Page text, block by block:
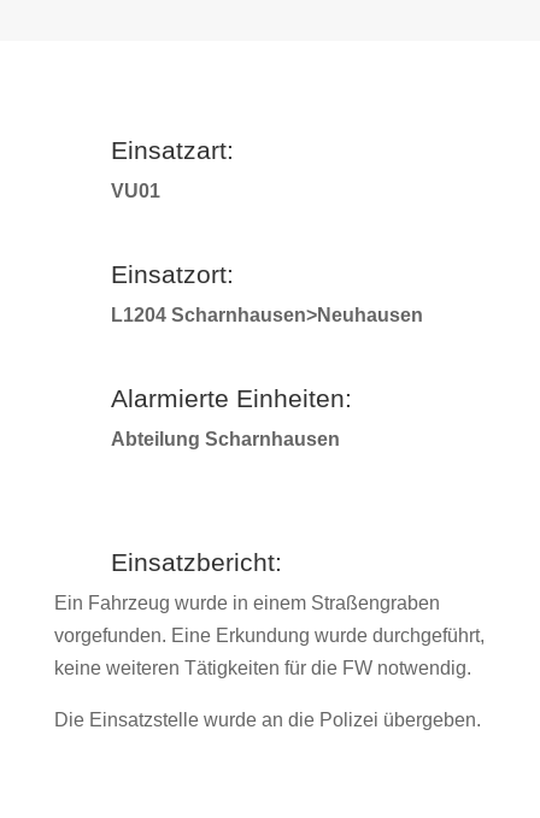
Einsatzart:
VU01
Einsatzort:
L1204 Scharnhausen>Neuhausen
Alarmierte Einheiten:
Abteilung Scharnhausen
Einsatzbericht:
Ein Fahrzeug wurde in einem Straßengraben
vorgefunden. Eine Erkundung wurde durchgeführt,
keine weiteren Tätigkeiten für die FW notwendig.
Die Einsatzstelle wurde an die Polizei übergeben.